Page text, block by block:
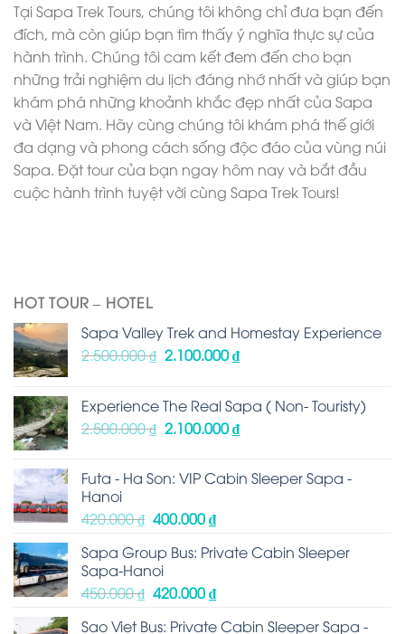
Tại Sapa Trek Tours, chúng tôi không chỉ đưa bạn đến
đích, mà còn giúp bạn tìm thấy ý nghĩa thực sự của
hành trình. Chúng tôi cam kết đem đến cho bạn
những trải nghiệm du lịch đáng nhớ nhất và giúp bạn
khám phá những khoảnh khắc đẹp nhất của Sapa
và Việt Nam. Hãy cùng chúng tôi khám phá thế giới
đa dạng và phong cách sống độc đáo của vùng núi
Sapa. Đặt tour của bạn ngay hôm nay và bắt đầu
cuộc hành trình tuyệt vời cùng Sapa Trek Tours!
HOT TOUR – HOTEL
Sapa Valley Trek and Homestay Experience
2.500.000₫ 2.100.000₫
Experience The Real Sapa ( Non- Touristy)
2.500.000₫ 2.100.000₫
Futa - Ha Son: VIP Cabin Sleeper Sapa -
Hanoi
420.000₫ 400.000₫
Sapa Group Bus: Private Cabin Sleeper
Sapa-Hanoi
450.000₫ 420.000₫
Sao Viet Bus: Private Cabin Sleeper Sapa -